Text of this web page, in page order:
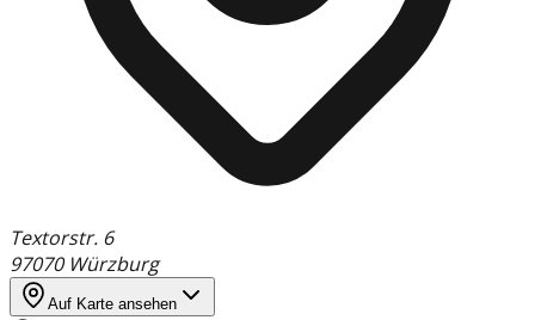
Textorstr. 6
97070 Würzburg
Auf Karte ansehen